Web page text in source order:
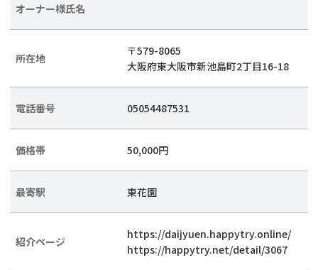
オーナー様氏名
所在地
〒579-8065
大阪府東大阪市新池島町2丁目16-18
電話番号 05054487531
価格帯 50,000円
最寄駅 東花園
紹介ページ
https://daijyuen.happytry.online/
https://happytry.net/detail/3067